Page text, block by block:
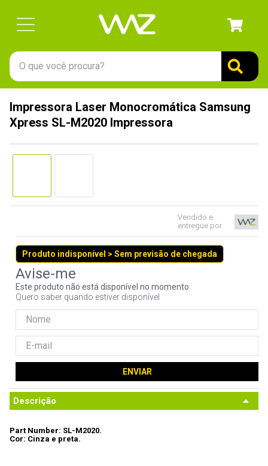
O que você procura?
Impressora Laser Monocromática Samsung
Xpress SL-M2020 Impressora
Vendido e
entregue por
Produto indisponível > Sem previsão de chegada
Este produto não está disponível no momento
Quero saber quando estiver disponível
ENVIAR
Descrição
Part Number: SL-M2020.
Cor: Cinza e preta.
1º
gabinete
7º
jonsbo
8º
fractal
controle
10º hd